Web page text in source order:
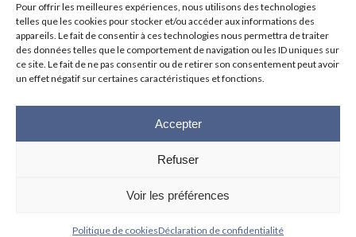
Pour offrir les meilleures expériences, nous utilisons des technologies
telles que les cookies pour stocker et/ou accéder aux informations des
appareils. Le fait de consentir à ces technologies nous permettra de traiter
des données telles que le comportement de navigation ou les ID uniques sur
ce site. Le fait de ne pas consentir ou de retirer son consentement peut avoir
un effet négatif sur certaines caractéristiques et fonctions.
Accepter
Refuser
Voir les préférences
Politique de cookiesDéclaration de confidentialité
des études, des évènements, des livres blancs et les nominations
du secteur. Retrouvez toutes les informations sur les innovations
des outils collaboratifs.
Vous cherchez quelque chose ?
| Google reCAPTCHA :Confidentialité